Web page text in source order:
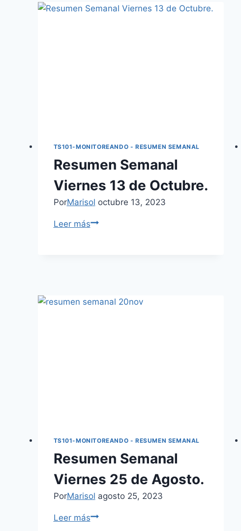
TS101-MONITOREANDO - RESUMEN SEMANAL
Resumen Semanal
Viernes 13 de Octubre.
PorMarisol octubre 13, 2023
Leer más
TS101-MONITOREANDO - RESUMEN SEMANAL
Resumen Semanal
Viernes 25 de Agosto.
PorMarisol agosto 25, 2023
Leer más